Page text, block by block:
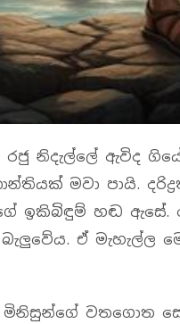
නිදැල්ලේ ඇවිද
මවා පායි.
ඉකිබිඳුම් හඬ ඇසේ.
ඒ මැහැල්ල
මිනිසුන්ගේ වතගොත